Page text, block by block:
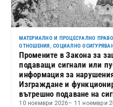
МАТЕРИАЛНО И ПРОЦЕСУАЛНО ПРАВО
ОТНОШЕНИЯ, СОЦИАЛНО
Промените в Закона за
подаващи сигнали или
информация за
Изграждане и
вътрешно подаване на
10 ноември 2026– 11 ноември